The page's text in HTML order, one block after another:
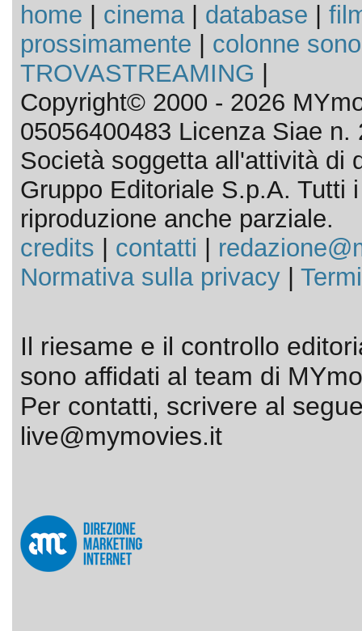
home cinema| database
prossimamente
colonne
TROVASTREAMING
Copyright© 2000 - 2026
05056400483 Licenza Siae n.
Società soggetta all'attività di
Gruppo Editoriale S.p.A. Tutti
riproduzione anche parziale.
credits
contatti
Normativa sulla privacy|
Il riesame e il controllo
sono affidati al team di
Per contatti, scrivere al
live@mymovies.it